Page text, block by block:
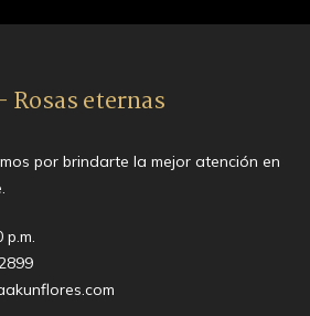
eternas
por brindarte la mejor atención en
p.m.